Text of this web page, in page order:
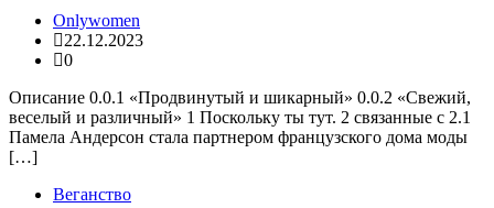
Onlywomen
22.12.2023
0
Описание 0.0.1 «Продвинутый и шикарный» 0.0.2 «Свежий,
веселый и различный» 1 Поскольку ты тут. 2 связанные с 2.1
Памела Андерсон стала партнером французского дома моды
[…]
Веганство